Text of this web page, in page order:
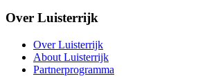
Over Luisterrijk
Over Luisterrijk
About Luisterrijk
Partnerprogramma